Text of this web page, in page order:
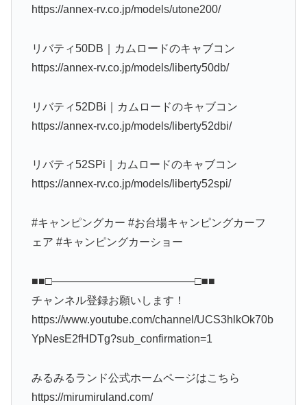
https://annex-rv.co.jp/models/utone200/
リバティ50DB｜カムロードのキャブコン
https://annex-rv.co.jp/models/liberty50db/
リバティ52DBi｜カムロードのキャブコン
https://annex-rv.co.jp/models/liberty52dbi/
リバティ52SPi｜カムロードのキャブコン
https://annex-rv.co.jp/models/liberty52spi/
#キャンピングカー #お台場キャンピングカーフ
ェア #キャンピングカーショー
■■□―――――――――――――□■■
チャンネル登録お願いします！
https://www.youtube.com/channel/UCS3hlkOk70b
YpNesE2fHDTg?sub_confirmation=1
みるみるランド公式ホームページはこちら
https://mirumiruland.com/